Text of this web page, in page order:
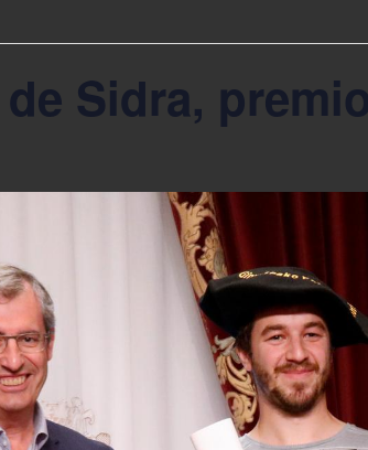
Sidra,